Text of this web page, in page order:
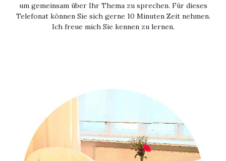
um gemeinsam über Ihr Thema zu sprechen. Für dieses
Telefonat können Sie sich gerne 10 Minuten Zeit nehmen.
Ich freue mich Sie kennen zu lernen.